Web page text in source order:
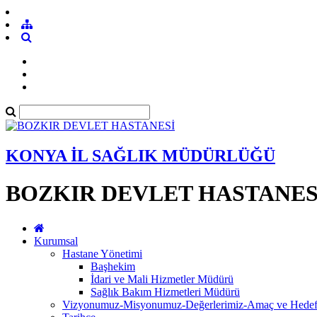
KONYA İL SAĞLIK MÜDÜRLÜĞÜ
BOZKIR DEVLET
Kurumsal
Hastane Yönetimi
Başhekim
İdari ve Mali Hizmetler Müdürü
Sağlık Bakım Hizmetleri Müdürü
Vizyonumuz-Misyonumuz-Değerlerimiz-Amaç ve